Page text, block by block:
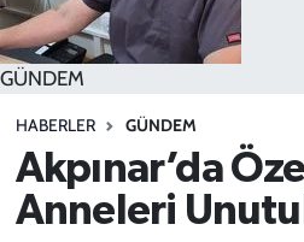
GÜNDEM
HABERLER GÜNDEM
Akpınar’da
Anneleri
YAŞAM